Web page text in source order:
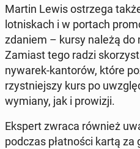
Martin Lewis ostrze­ga
lot­ni­skach i w portach
zdaniem – kursy należą do
Zamiast tego radzi
ny­wa­rek-kan­to­rów, które
rzyst­niej­szy kurs po
wymiany, jak i pro­wi­zji.
Ekspert zwraca również
podczas płat­no­ści kartą